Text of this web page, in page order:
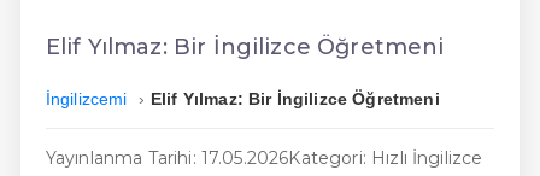
En Uygun İngilizce
Hızlı İngilizce
Elif Yılmaz: Bir İngilizce Öğretmeni
İngilizcemi Elif Yılmaz: Bir İngilizce Öğretmeni
Yayınlanma Tarihi: 17.05.2026Kategori: Hızlı İngilizce